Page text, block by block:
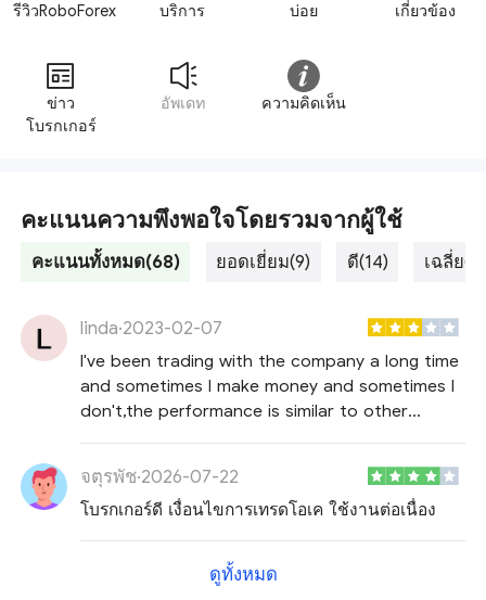
รีวิวRoboForex
บริการ
บ่อย
เกี่ยวข้อง
ข่าว
โบรกเกอร์
อัพเดท ความคิดเห็น
คะแนนความพึงพอใจโดยรวมจากผู้ใช้
คะแนนทั้งหมด(68) ยอดเยี่ยม(9) ดี(14) เฉลี่ย
linda·2023-02-07
I've been trading with the company a long time
and sometimes I make money and sometimes I
don't,the performance is similar to other
จตุรพัช·2026-07-22
โบรกเกอร์ดี เงื่อนไขการเทรดโอเค ใช้งานต่อเนื่อง
ดูทั้งหมด